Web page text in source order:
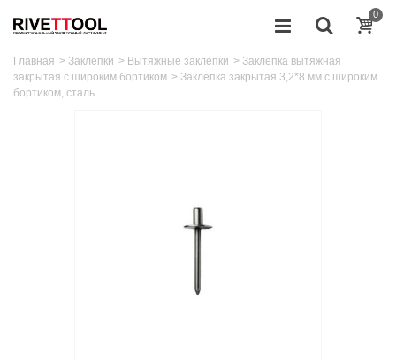
0
Главная > Заклепки > Вытяжные заклёпки > Заклепка вытяжная
закрытая с широким бортиком > Заклепка закрытая 3,2*8 мм с широким
бортиком, сталь